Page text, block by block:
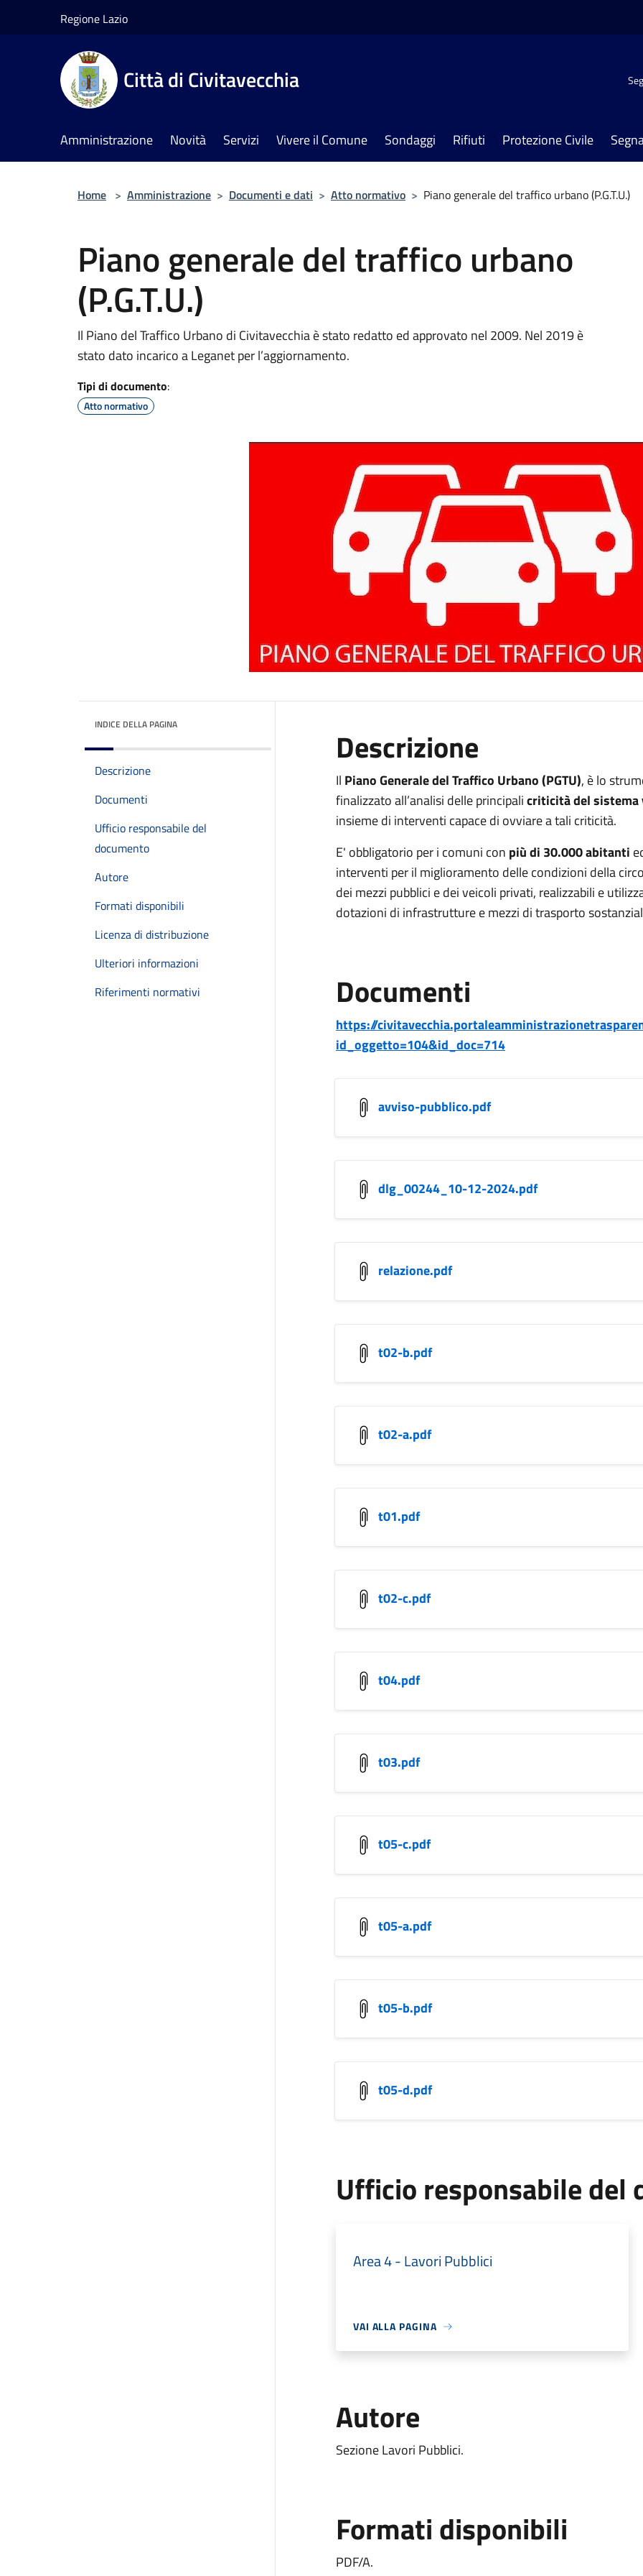
Regione Lazio
Città di Civitavecchia
Amministrazione Novità Servizi Vivere il Comune Sondaggi Rifiuti Protezione Civile
Home > Amministrazione > Documenti e dati > Atto normativo > Piano generale del traffico urbano (P.G.T.U.)
Piano generale del traffico urbano
(P.G.T.U.)
Il Piano del Traffico Urbano di Civitavecchia è stato redatto ed approvato nel 2009. Nel 2019 è
stato dato incarico a Leganet per l’aggiornamento.
Tipi di documento:
Atto normativo
INDICE DELLA PAGINA
Descrizione
Documenti
Ufficio responsabile del
documento
Autore
Formati disponibili
Licenza di distribuzione
Ulteriori informazioni
Riferimenti normativi
Descrizione
Il Piano Generale del Traffico Urbano (PGTU), è lo
finalizzato all’analisi delle principalicriticità del
insieme di interventi capace di ovviare a tali criticità.
E' obbligatorio per i comuni con più di 30.000 abitanti
interventi per il miglioramento delle condizioni della
dei mezzi pubblici e dei veicoli privati, realizzabili e
dotazioni di infrastrutture e mezzi di trasporto
Documenti
https://
id_oggetto=104&id_doc=714
avviso-pubblico.pdf
dlg_00244_10-12-2024.pdf
relazione.pdf
t02-b.pdf
t02-a.pdf
t01.pdf
t02-c.pdf
t04.pdf
t03.pdf
t05-c.pdf
t05-a.pdf
t05-b.pdf
t05-d.pdf
Ufficio responsabile del
Area 4 - Lavori Pubblici
VAI ALLA PAGINA
Autore
Sezione Lavori Pubblici.
Formati disponibili
PDF/A.